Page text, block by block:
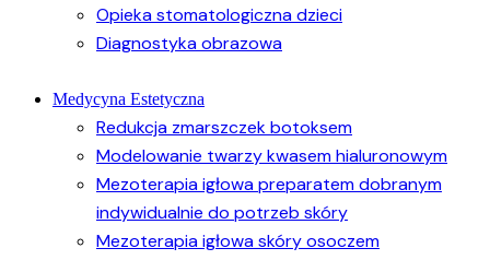
Opieka stomatologiczna dzieci
Diagnostyka obrazowa
Medycyna Estetyczna
Redukcja zmarszczek botoksem
Modelowanie twarzy kwasem hialuronowym
Mezoterapia igłowa preparatem dobranym
indywidualnie do potrzeb skóry
Mezoterapia igłowa skóry osoczem